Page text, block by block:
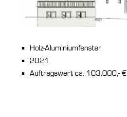
Holz-Aluminiumfenster
2021
Auftragswert ca. 103.000,- €